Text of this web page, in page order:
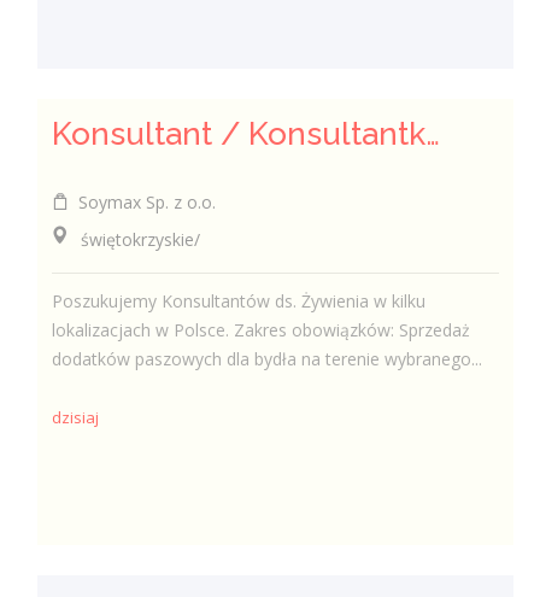
Konsultant / Konsultantka ds. żywienia
Soymax Sp. z o.o.
świętokrzyskie/
Poszukujemy Konsultantów ds. Żywienia w kilku
lokalizacjach w Polsce. Zakres obowiązków: Sprzedaż
dodatków paszowych dla bydła na terenie wybranego...
dzisiaj